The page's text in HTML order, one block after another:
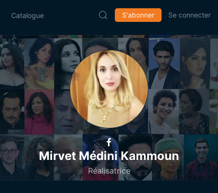
Catalogue S'abonner Se connecter
Mirvet Médini Kammoun
Réalisatrice